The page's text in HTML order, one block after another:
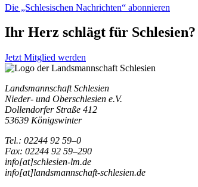
Die „Schlesischen Nachrichten“ abonnieren
Ihr Herz schlägt für Schlesien?
Jetzt Mitglied werden
Landsmannschaft Schlesien
Nieder- und Oberschlesien e.V.
Dollendorfer Straße 412
53639 Königswinter
Tel.: 02244 92 59–0
Fax: 02244 92 59–290
info[at]schlesien-lm.de
info[at]landsmannschaft-schlesien.de